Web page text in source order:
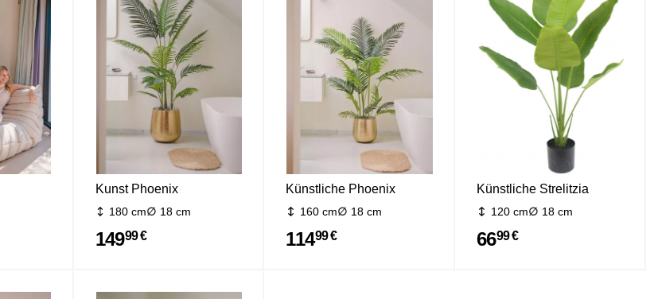
Kunst Phoenix
180 cm 18 cm
14999 €
Künstliche Phoenix
160 cm 18 cm
11499 €
Künstliche Strelitzia
120 cm 18 cm
6699 €